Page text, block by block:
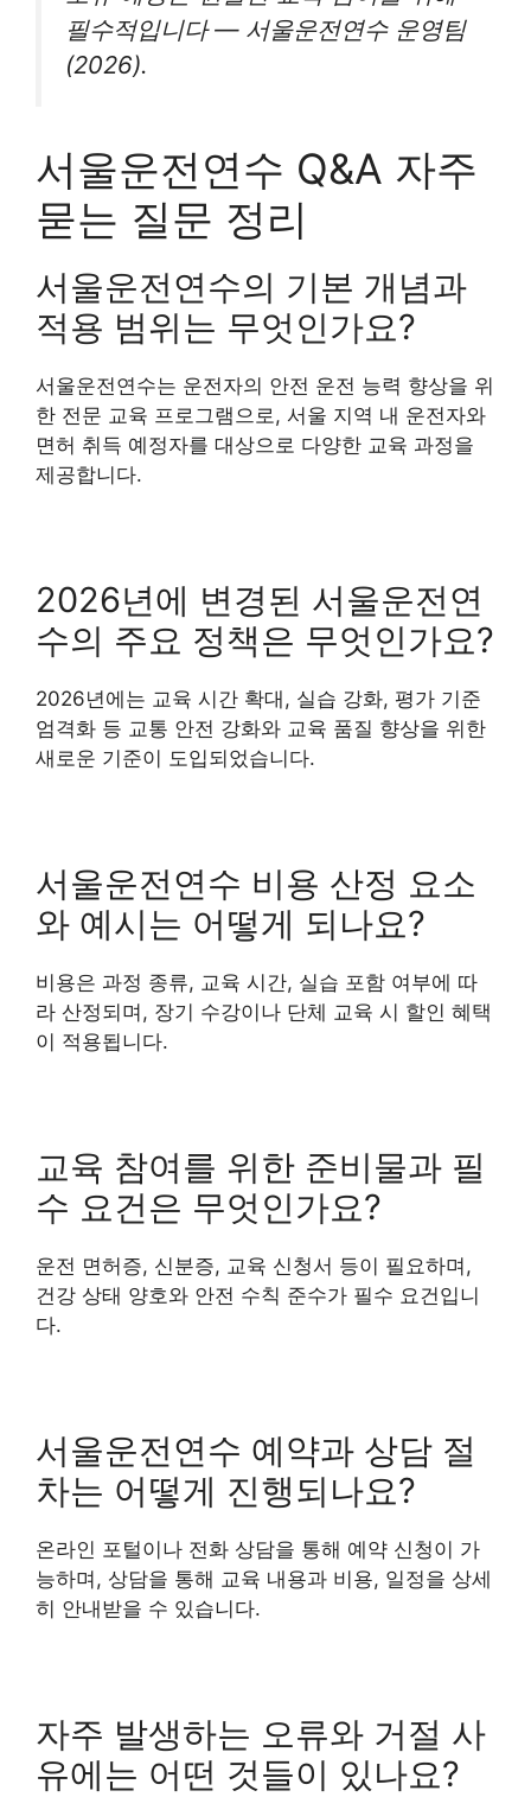
필수적입니다 — 서울운전연수 운영팀
(2026).
서울운전연수 Q&A 자주
묻는 질문 정리
서울운전연수의 기본 개념과
적용 범위는 무엇인가요?
서울운전연수는 운전자의 안전 운전 능력 향상을 위
한 전문 교육 프로그램으로, 서울 지역 내 운전자와
면허 취득 예정자를 대상으로 다양한 교육 과정을
제공합니다.
2026년에 변경된 서울운전연
수의 주요 정책은 무엇인가요?
2026년에는 교육 시간 확대, 실습 강화, 평가 기준
엄격화 등 교통 안전 강화와 교육 품질 향상을 위한
새로운 기준이 도입되었습니다.
서울운전연수 비용 산정 요소
와 예시는 어떻게 되나요?
비용은 과정 종류, 교육 시간, 실습 포함 여부에 따
라 산정되며, 장기 수강이나 단체 교육 시 할인 혜택
이 적용됩니다.
교육 참여를 위한 준비물과 필
수 요건은 무엇인가요?
운전 면허증, 신분증, 교육 신청서 등이 필요하며,
건강 상태 양호와 안전 수칙 준수가 필수 요건입니
다.
서울운전연수 예약과 상담 절
차는 어떻게 진행되나요?
온라인 포털이나 전화 상담을 통해 예약 신청이 가
능하며, 상담을 통해 교육 내용과 비용, 일정을 상세
히 안내받을 수 있습니다.
자주 발생하는 오류와 거절 사
유에는 어떤 것들이 있나요?